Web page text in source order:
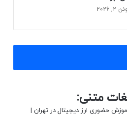
2, 2026
متنی:
حضوری ارز دیجیتال در تهران